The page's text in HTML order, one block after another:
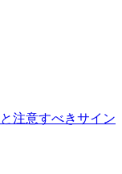
注意すべきサイン